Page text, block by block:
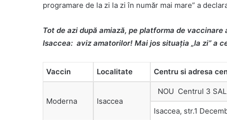
programare de la zi la zi în număr mai mare” a
Tot de azi după amiază, pe platforma de
Isaccea: aviz amatorilor! Mai jos situaţia „la zi” a
Vaccin Localitate Centru si adresa
Moderna Isaccea
NOU Centrul 3
Isaccea, str.1